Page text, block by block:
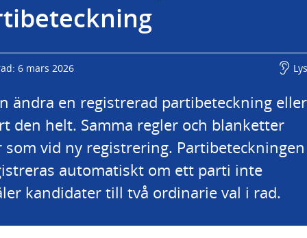
6 mars 2026
ändra en registrerad partibeteckning eller
den helt. Samma regler och blanketter
som vid ny registrering. Partibeteckningen
automatiskt om ett parti inte
kandidater till två ordinarie val i rad.